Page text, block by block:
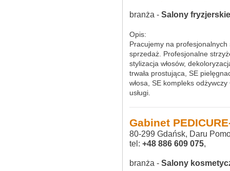
branża - Salony fryzjerskie
Opis:
Pracujemy na
sprzedaż. Profesjonalne
stylizacja włosów,
trwała prostująca, SE
włosa, SE kompleks
usługi.
Gabinet
80-299 Gdańsk, Daru
tel: +48 886 609 075,
branża - Salony